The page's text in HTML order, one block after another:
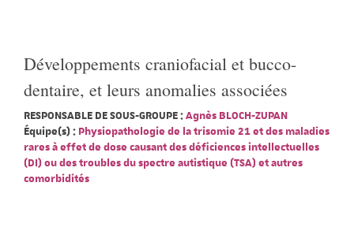
Développements craniofacial et bucco-
dentaire, et leurs anomalies associées
RESPONSABLE DE SOUS-GROUPE :Agnès BLOCH-ZUPAN
Équipe(s) : Physiopathologie de la trisomie 21 et des maladies
rares à effet de dose causant des déficiences intellectuelles
(DI) ou des troubles du spectre autistique (TSA) et autres
comorbidités